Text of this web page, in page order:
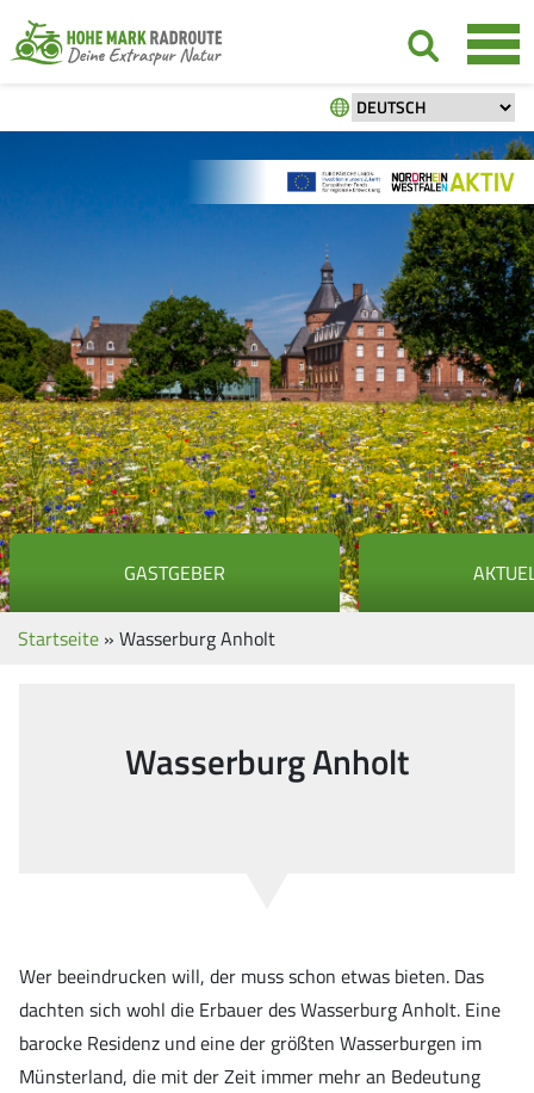
GASTGEBER
Startseite » Wasserburg Anholt
Wasserburg Anholt
Wer beeindrucken will, der muss schon etwas bieten. Das
dachten sich wohl die Erbauer des Wasserburg Anholt. Eine
barocke Residenz und eine der größten Wasserburgen im
Münsterland, die mit der Zeit immer mehr an Bedeutung